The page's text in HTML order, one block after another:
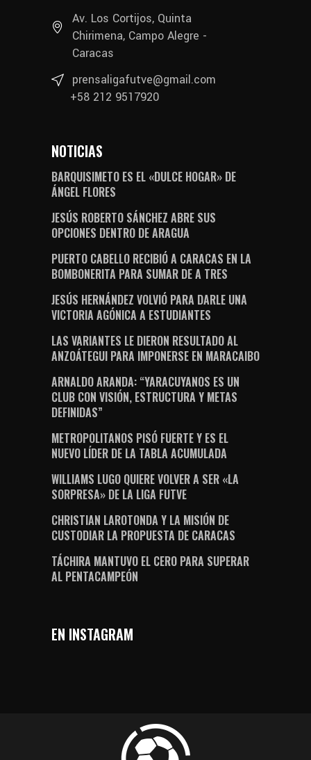
Av. Los Cortijos, Quinta
Chirimena, Campo Alegre -
Caracas
prensaligafutve@gmail.com
+58 212 9517920
NOTICIAS
BARQUISIMETO ES EL «DULCE HOGAR» DE
ÁNGEL FLORES
JESÚS ROBERTO SÁNCHEZ ABRE SUS
OPCIONES DENTRO DE ARAGUA
PUERTO CABELLO RECIBIÓ A CARACAS EN LA
BOMBONERITA PARA SUMAR DE A TRES
JESÚS HERNÁNDEZ VOLVIÓ PARA DARLE UNA
VICTORIA AGÓNICA A ESTUDIANTES
LAS VARIANTES LE DIERON RESULTADO AL
ANZOÁTEGUI PARA IMPONERSE EN MARACAIBO
ARNALDO ARANDA: “YARACUYANOS ES UN
CLUB CON VISIÓN, ESTRUCTURA Y METAS
DEFINIDAS”
METROPOLITANOS PISÓ FUERTE Y ES EL
NUEVO LÍDER DE LA TABLA ACUMULADA
WILLIAMS LUGO QUIERE VOLVER A SER «LA
SORPRESA» DE LA LIGA FUTVE
CHRISTIAN LAROTONDA Y LA MISIÓN DE
CUSTODIAR LA PROPUESTA DE CARACAS
TÁCHIRA MANTUVO EL CERO PARA SUPERAR
AL PENTACAMPEÓN
EN INSTAGRAM